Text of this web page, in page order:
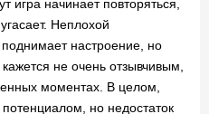
игра начинает повторяться,
Неплохой
настроение, но
не очень отзывчивым,
моментах. В целом,
но недостаток